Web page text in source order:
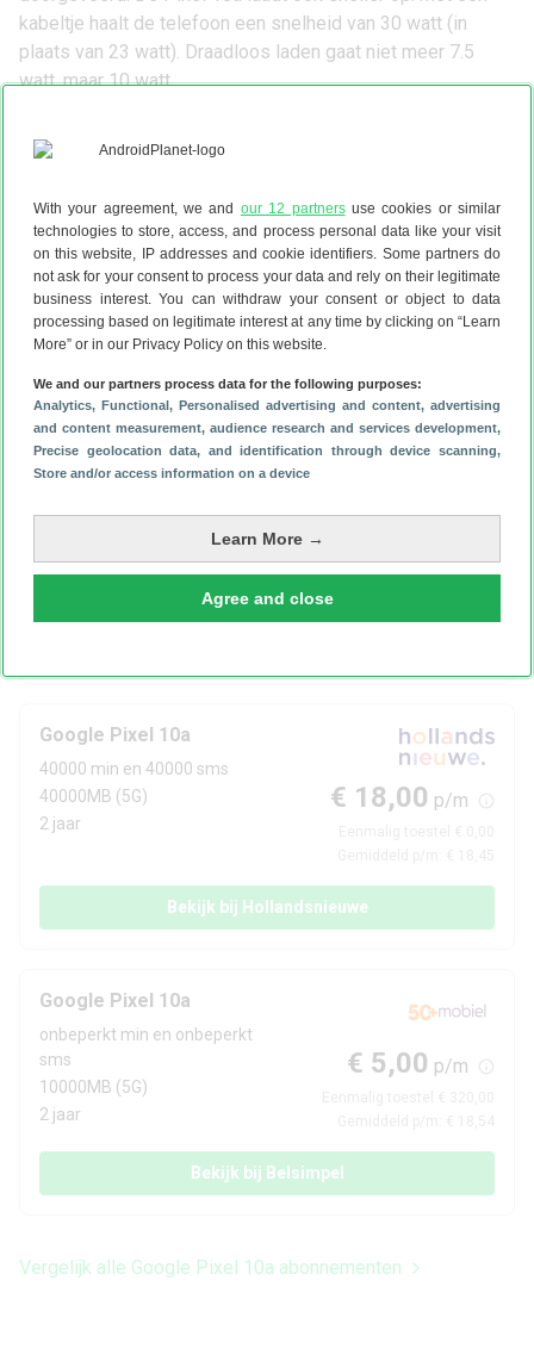
With your agreement, we and our 12 partnersuse cookies or similar
technologies to store, access, and process personal data like your visit
on this website, IP addresses and cookie identifiers. Some partners do
not ask for your consent to process your data and rely on their legitimate
business interest. You can withdraw your consent or object to data
processing based on legitimate interest at any time by clicking on “Learn
More” or in our Privacy Policy on this website.
We and our partners process data for the following purposes:
Analytics, Functional, Personalised advertising and content, advertising
and content measurement, audience research and services development,
Precise geolocation data, and identification through device scanning,
Store and/or access information on a device
Learn More →
Agree and close
kabeltje haalt de telefoon een snelheid van 30 watt (in
plaats van 23 watt). Draadloos laden gaat niet meer 7.5
watt, maar 10 watt.
De Google Pixel 10a is zoals gezegd vanaf nu te pre-
orderen. Bestellen kan bij de Google Store, Belsimpel,
128GB) heeft een adviesprijs van 549 euro. Ga je voor het
256GB-model, dan ben je 649 euro kwijt. Op 5 maart vindt
de release van de 10a plaats.
Google Pixel 10a deals
Google Pixel 10a
2 jaar
Eenmalig toestel € 239,00
Google Pixel 10a
40000 min en 40000 sms
40000MB (5G)
2 jaar
€ 18,00 p/m
Bekijk bij Hollandsnieuwe
Google Pixel 10a
onbeperkt min en onbeperkt
sms
10000MB (5G)
2 jaar
€ 5,00 p/m
Bekijk bij Belsimpel
Vergelijk alle Google Pixel 10a abonnementen